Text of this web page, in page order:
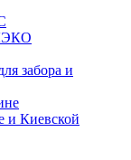
забора и
и Киевской